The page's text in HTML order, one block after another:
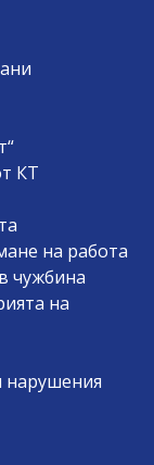
КТ
на работа
чужбина
на
нарушения